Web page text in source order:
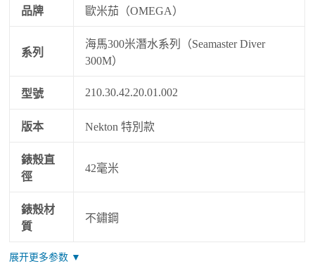
品牌 歐米茄（OMEGA）
系列
海馬300米潛水系列（Seamaster Diver
300M）
型號 210.30.42.20.01.002
版本 Nekton 特別款
錶殼直
徑
42毫米
錶殼材
質
不鏽鋼
展开更多参数 ▼